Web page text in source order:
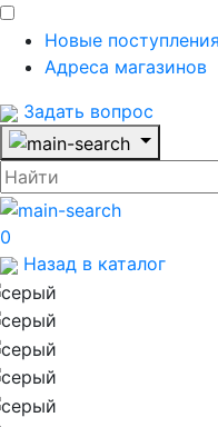
Новые поступления
Адреса магазинов
Задать вопрос
0
Назад в каталог